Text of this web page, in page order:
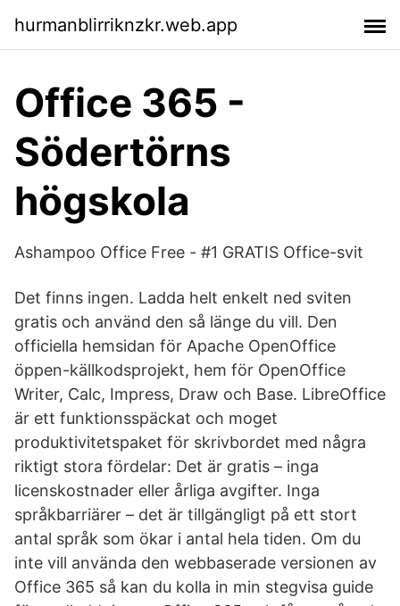
hurmanblirriknzkr.web.app
Office 365 -
Södertörns
högskola
Ashampoo Office Free - #1 GRATIS Office-svit
Det finns ingen. Ladda helt enkelt ned sviten
gratis och använd den så länge du vill. Den
officiella hemsidan för Apache OpenOffice
öppen-källkodsprojekt, hem för OpenOffice
Writer, Calc, Impress, Draw och Base. LibreOffice
är ett funktionsspäckat och moget
produktivitetspaket för skrivbordet med någ­ra
riktigt stora fördelar: Det är gratis – inga
licenskostnader eller årliga avgifter. Inga
språkbarriärer – det är tillgängligt på ett stort
antal språk som ökar i antal hela tiden. Om du
inte vill använda den webbaserade versionen av
Office 365 så kan du kolla in min stegvisa guide